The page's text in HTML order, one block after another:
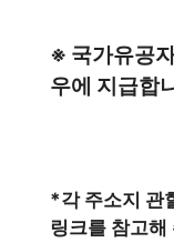
※ 국가유공
우에 지급합
*각 주소지 관
링크를 참고해